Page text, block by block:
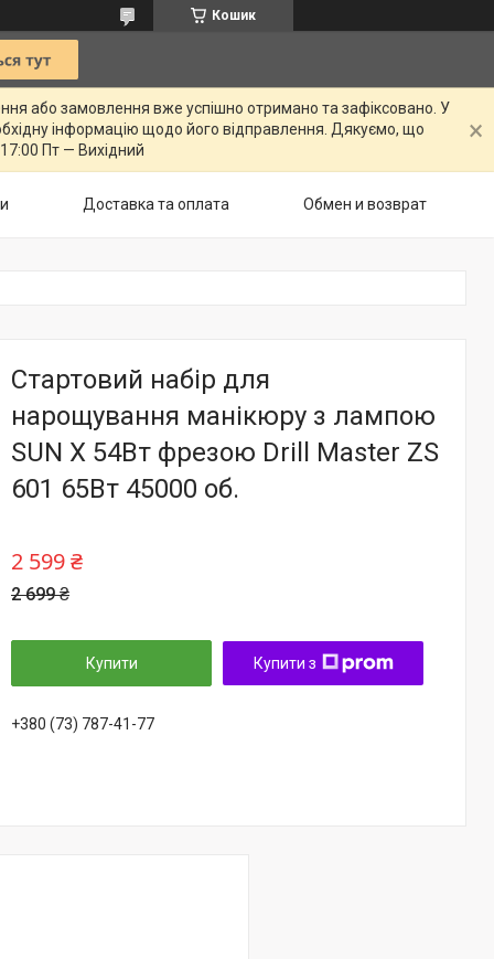
Кошик
або замовлення вже успішно отримано та зафіксовано. У
інформацію щодо його відправлення. Дякуємо, що
Пт — Вихідний
Доставка та оплата Обмен и возврат
Стартовий набір для
нарощування манікюру з лампою
SUN X 54Вт фрезою Drill Master ZS
601 65Вт 45000 об.
2 699 ₴
2 599 ₴
Купити Купити з
+380 (73) 787-41-77